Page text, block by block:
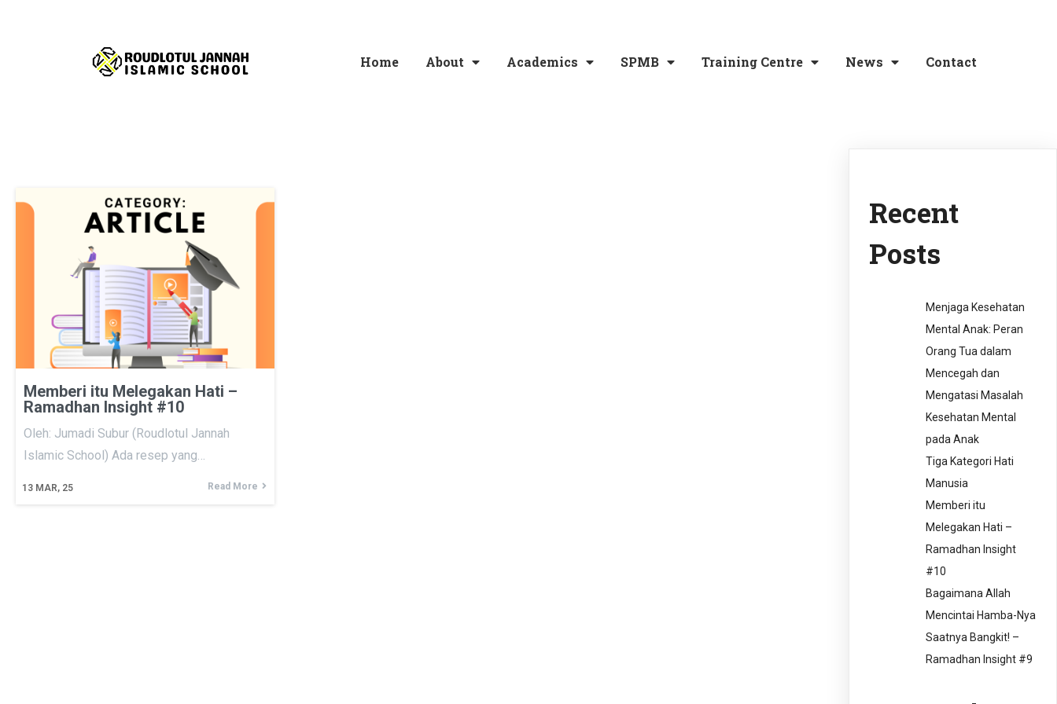
Home About Academics SPMB Training Centre News Contact
Memberi itu Melegakan Hati –
Ramadhan Insight #10
13 MAR, 25
Oleh: Jumadi Subur (Roudlotul Jannah
Islamic School) Ada resep yang…
Read More
Recent
Posts
Menjaga Kesehatan
Mental Anak: Peran
Orang Tua dalam
Mencegah dan
Mengatasi Masalah
Kesehatan Mental
pada Anak
Tiga Kategori Hati
Manusia
Memberi itu
Melegakan Hati –
Ramadhan Insight
#10
Bagaimana Allah
Mencintai Hamba-Nya
Saatnya Bangkit! –
Ramadhan Insight #9